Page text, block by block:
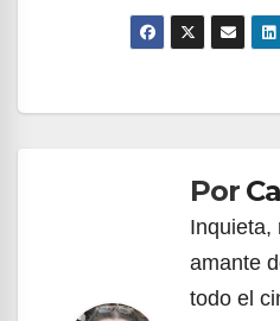
Navegación
entradasPor
Inquieta,
amante
todo el